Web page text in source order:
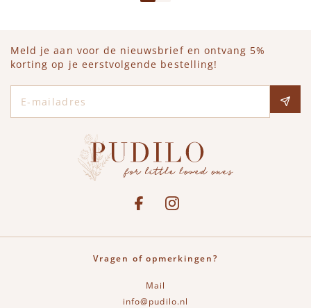
Meld je aan voor de nieuwsbrief en ontvang 5%
korting op je eerstvolgende bestelling!
See our FacebookBekijk onze Instagram pagina
Vragen of opmerkingen?
Mail
info@pudilo.nl